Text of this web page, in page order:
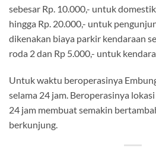
sebesar Rp. 10.000,- untuk
hingga Rp. 20.000,- untuk
dikenakan biaya parkir kendaraan
roda 2 dan Rp 5.000,- untuk
Untuk waktu beroperasinya
selama 24 jam. Beroperasinya
24 jam membuat semakin
berkunjung.